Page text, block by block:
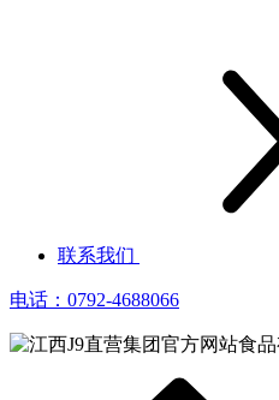
联系我们
电话：0792-4688066